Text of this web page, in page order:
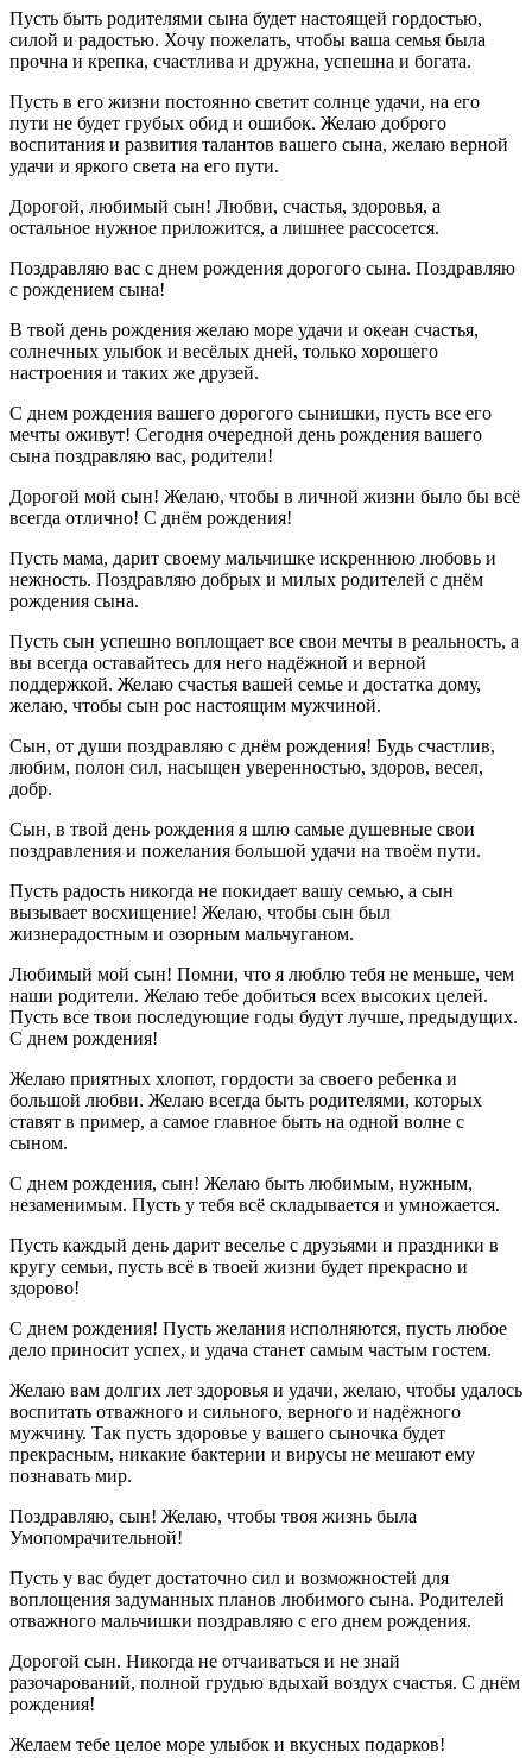
Пусть быть родителями сына будет настоящей гордостью,
силой и радостью. Хочу пожелать, чтобы ваша семья была
прочна и крепка, счастлива и дружна, успешна и богата.
Пусть в его жизни постоянно светит солнце удачи, на его
пути не будет грубых обид и ошибок. Желаю доброго
воспитания и развития талантов вашего сына, желаю верной
удачи и яркого света на его пути.
Дорогой, любимый сын! Любви, счастья, здоровья, а
остальное нужное приложится, а лишнее рассосется.
Поздравляю вас с днем рождения дорогого сына. Поздравляю
с рождением сына!
В твой день рождения желаю море удачи и океан счастья,
солнечных улыбок и весёлых дней, только хорошего
настроения и таких же друзей.
С днем рождения вашего дорогого сынишки, пусть все его
мечты оживут! Сегодня очередной день рождения вашего
сына поздравляю вас, родители!
Дорогой мой сын! Желаю, чтобы в личной жизни было бы всё
всегда отлично! С днём рождения!
Пусть мама, дарит своему мальчишке искреннюю любовь и
нежность. Поздравляю добрых и милых родителей с днём
рождения сына.
Пусть сын успешно воплощает все свои мечты в реальность, а
вы всегда оставайтесь для него надёжной и верной
поддержкой. Желаю счастья вашей семье и достатка дому,
желаю, чтобы сын рос настоящим мужчиной.
Сын, от души поздравляю с днём рождения! Будь счастлив,
любим, полон сил, насыщен уверенностью, здоров, весел,
добр.
Сын, в твой день рождения я шлю самые душевные свои
поздравления и пожелания большой удачи на твоём пути.
Пусть радость никогда не покидает вашу семью, а сын
вызывает восхищение! Желаю, чтобы сын был
жизнерадостным и озорным мальчуганом.
Любимый мой сын! Помни, что я люблю тебя не меньше, чем
наши родители. Желаю тебе добиться всех высоких целей.
Пусть все твои последующие годы будут лучше, предыдущих.
С днем рождения!
Желаю приятных хлопот, гордости за своего ребенка и
большой любви. Желаю всегда быть родителями, которых
ставят в пример, а самое главное быть на одной волне с
сыном.
С днем рождения, сын! Желаю быть любимым, нужным,
незаменимым. Пусть у тебя всё складывается и умножается.
Пусть каждый день дарит веселье с друзьями и праздники в
кругу семьи, пусть всё в твоей жизни будет прекрасно и
здорово!
С днем рождения! Пусть желания исполняются, пусть любое
дело приносит успех, и удача станет самым частым гостем.
Желаю вам долгих лет здоровья и удачи, желаю, чтобы удалось
воспитать отважного и сильного, верного и надёжного
мужчину. Так пусть здоровье у вашего сыночка будет
прекрасным, никакие бактерии и вирусы не мешают ему
познавать мир.
Поздравляю, сын! Желаю, чтобы твоя жизнь была
Умопомрачительной!
Пусть у вас будет достаточно сил и возможностей для
воплощения задуманных планов любимого сына. Родителей
отважного мальчишки поздравляю с его днем рождения.
Дорогой сын. Никогда не отчаиваться и не знай
разочарований, полной грудью вдыхай воздух счастья. С днём
рождения!
Желаем тебе целое море улыбок и вкусных подарков!